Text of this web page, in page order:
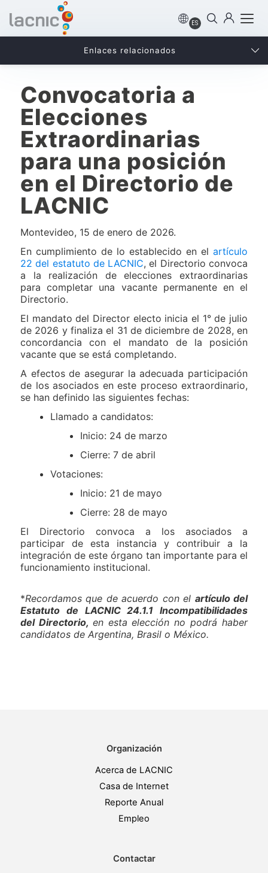
ES
Convocatoria a
Elecciones
Extraordinarias
para una posición
en el Directorio de
LACNIC
Montevideo, 15 de enero de 2026.
En cumplimiento de lo establecido en el artículo
22 del estatuto de LACNIC, el Directorio convoca
a la realización de elecciones extraordinarias
para completar una vacante permanente en el
Directorio.
El mandato del Director electo inicia el 1° de julio
de 2026 y finaliza el 31 de diciembre de 2028, en
concordancia con el mandato de la posición
vacante que se está completando.
A efectos de asegurar la adecuada participación
de los asociados en este proceso extraordinario,
se han definido las siguientes fechas:
Llamado a candidatos:
Inicio: 24 de marzo
Cierre: 7 de abril
Votaciones:
Inicio: 21 de mayo
Cierre: 28 de mayo
El Directorio convoca a los asociados a
participar de esta instancia y contribuir a la
integración de este órgano tan importante para el
funcionamiento institucional.
*Recordamos que de acuerdo con el artículo del
Estatuto de LACNIC 24.1.1 Incompatibilidades
del Directorio, en esta elección no podrá haber
candidatos de Argentina, Brasil o México.
Enlaces relacionados
Organización
Acerca de LACNIC
Casa de Internet
Reporte Anual
Empleo
Contactar